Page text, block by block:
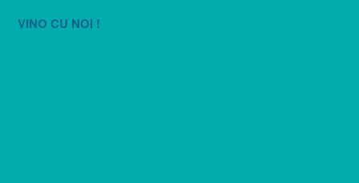
VINO CU NOI !